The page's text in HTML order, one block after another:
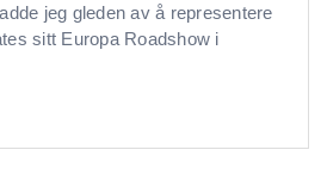
jeg gleden av å representere
sitt Europa Roadshow i